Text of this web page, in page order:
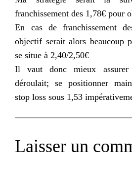
franchissement des 1,78€ pour
En cas de franchissement
objectif serait alors beaucoup
se situe à 2,40/2,50€
Il vaut donc mieux
déroulait; se positionner
stoploss sous 1,53
Laisser un